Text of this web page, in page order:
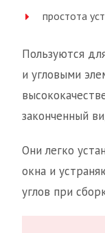
простота
Пользуются
и угловыми
законченный
Они легко
окна и
углов при